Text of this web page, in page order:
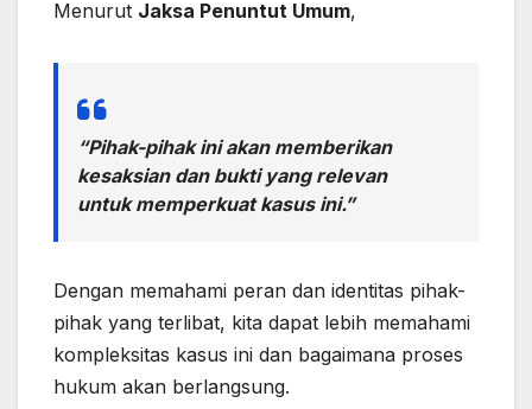
Menurut Jaksa Penuntut Umum,
“Pihak-pihak ini akan memberikan
kesaksian dan bukti yang relevan
untuk memperkuat kasus ini.”
Dengan memahami peran dan identitas pihak-
pihak yang terlibat, kita dapat lebih memahami
kompleksitas kasus ini dan bagaimana proses
hukum akan berlangsung.